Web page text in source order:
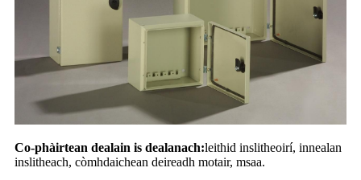
Co-phàirtean dealain is dealanach:leithid inslitheoirí, innealan
inslitheach, còmhdaichean deireadh motair, msaa.